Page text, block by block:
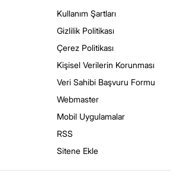
Kullanım Şartları
Gizlilik Politikası
Çerez Politikası
Kişisel Verilerin Korunması
Veri Sahibi Başvuru Formu
Webmaster
Mobil Uygulamalar
RSS
Sitene Ekle